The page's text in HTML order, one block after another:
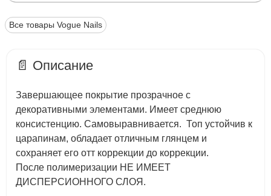
Все товары Vogue Nails
📄 Описание
Завершающее покрытие прозрачное с
декоративными элементами. Имеет среднюю
консистенцию. Самовыравнивается. Топ устойчив к
царапинам, обладает отличным глянцем и
сохраняет его отт коррекции до коррекции.
После полимеризации НЕ ИМЕЕТ
ДИСПЕРСИОННОГО СЛОЯ.